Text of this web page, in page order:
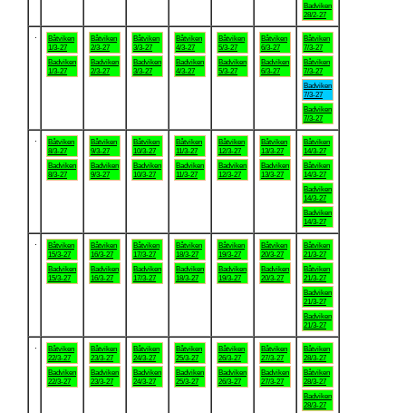
Badviken
28/2-27
Båtviken
1/3-27
Badviken
1/3-27
Båtviken
2/3-27
Badviken
2/3-27
Båtviken
3/3-27
Badviken
3/3-27
Båtviken
4/3-27
Badviken
4/3-27
Båtviken
5/3-27
Badviken
5/3-27
Båtviken
6/3-27
Badviken
6/3-27
Båtviken
7/3-27
Båtviken
7/3-27
Badviken
7/3-27
Badviken
7/3-27
Båtviken
8/3-27
Badviken
8/3-27
Båtviken
9/3-27
Badviken
9/3-27
Båtviken
10/3-27
Badviken
10/3-27
Båtviken
11/3-27
Badviken
11/3-27
Båtviken
12/3-27
Badviken
12/3-27
Båtviken
13/3-27
Badviken
13/3-27
Båtviken
14/3-27
Båtviken
14/3-27
Badviken
14/3-27
Badviken
14/3-27
Båtviken
15/3-27
Badviken
15/3-27
Båtviken
16/3-27
Badviken
16/3-27
Båtviken
17/3-27
Badviken
17/3-27
Båtviken
18/3-27
Badviken
18/3-27
Båtviken
19/3-27
Badviken
19/3-27
Båtviken
20/3-27
Badviken
20/3-27
Båtviken
21/3-27
Båtviken
21/3-27
Badviken
21/3-27
Badviken
21/3-27
Båtviken
22/3-27
Badviken
22/3-27
Båtviken
23/3-27
Badviken
23/3-27
Båtviken
24/3-27
Badviken
24/3-27
Båtviken
25/3-27
Badviken
25/3-27
Båtviken
26/3-27
Badviken
26/3-27
Båtviken
27/3-27
Badviken
27/3-27
Båtviken
28/3-27
Båtviken
28/3-27
Badviken
28/3-27